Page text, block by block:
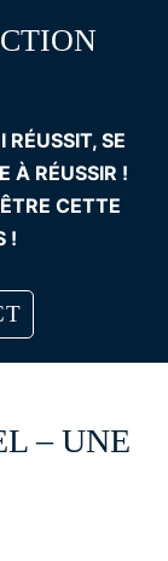
RÉUSSIT, SE
À RÉUSSIR !
CETTE
!
– UNE